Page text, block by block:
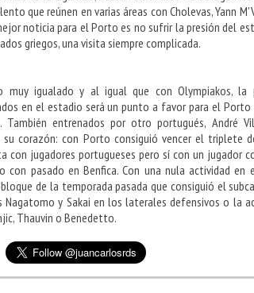
que reúnen en varias áreas con Cholevas, Yann
noticia para el Porto es no sufrir la presión del
griegos, una visita siempre complicada.
muy igualado y al igual que con Olympiakos, la
en el estadio será un punto a favor para el
También entrenados por otro portugués, André
corazón: con Porto consiguió vencer el triplete
con jugadores portugueses pero sí con un jugador
con pasado en Benfica. Con una nula actividad en
de la temporada pasada que consiguió el
y Sakai en los laterales defensivos o la
Thauvin o Benedetto.